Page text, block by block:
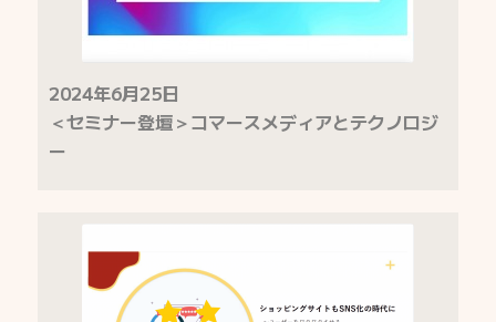
2024年6月25日
＜セミナー登壇＞コマースメディアとテクノロジ
ー